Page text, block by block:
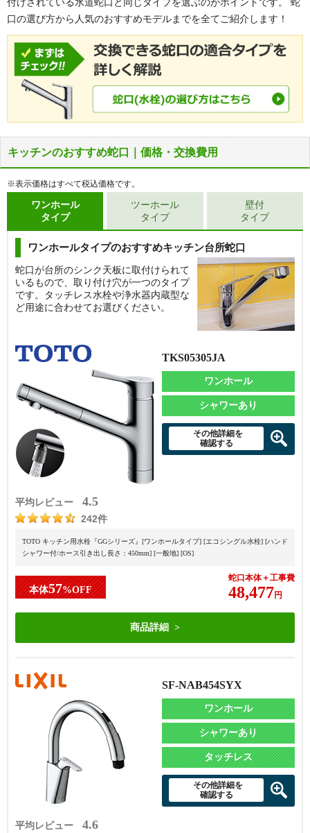
付けされている水道蛇口と同じタイプを選ぶのがポイントです。 蛇
口の選び方から人気のおすすめモデルまでを全てご紹介します！
キッチンのおすすめ蛇口｜価格・交換費用
※表示価格はすべて税込価格です。
ワンホール
タイプ
ワンホールタイプのおすすめキッチン台所蛇口
蛇口が台所のシンク天板に取付けられて
いるもので、取り付け穴が一つのタイプ
です。タッチレス水栓や浄水器内蔵型な
ど用途に合わせてお選びください。
平均レビュー 4.5
242件
TKS05305JA
ワンホール
シャワーあり
その他詳細を
確認する
TOTO キッチン用水栓『GGシリーズ』[ワンホールタイプ] [エコシングル水栓] [ハンド
シャワー付/ホース引き出し長さ：450mm] [一般地] [OS]
本体57%OFF
蛇口本体＋工事費
48,477円
商品詳細
平均レビュー 4.6
SF-NAB454SYX
ワンホール
シャワーあり
タッチレス
その他詳細を
確認する
ツーホール
タイプ
壁付
タイプ